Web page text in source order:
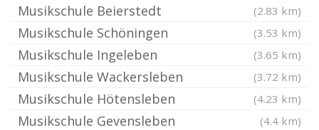
Musikschule Beierstedt (2.83 km)
Musikschule Schöningen (3.53 km)
Musikschule Ingeleben (3.65 km)
Musikschule Wackersleben (3.72 km)
Musikschule Hötensleben (4.23 km)
Musikschule Gevensleben (4.4 km)